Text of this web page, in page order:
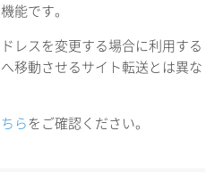
能です。
レスを変更する場合に利用する
移動させるサイト転送とは異な
らをご確認ください。